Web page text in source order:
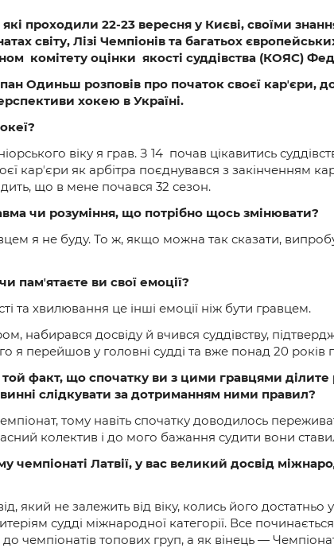
які проходили 22-23 вересня у Києві, своїми
світу, Лізі Чемпіонів та багатьох
комітету оцінки якості суддівства (КОЯС)
Одиньш розповів про початок своєї карʼєри,
хокею в Україні.
віку я грав. З 14 почав цікавитись
карʼєри як арбітра поєднувався з закінченням
що в мене почався 32 сезон.
чи розуміння, що потрібно щось змінювати?
я не буду. То ж, якщо можна так сказати,
памʼятаєте ви свої емоції?
та хвилювання це інші емоції ніж бути гравцем.
набирався досвіду й вчився суддівству,
я перейшов у головні судді та вже понад 20
факт, що спочатку ви з цими гравцями
слідкувати за дотриманням ними правил?
тому навіть спочатку доводилось
колектив і до мого бажання судити вони
чемпіонаті Латвії, у вас великий досвід
який не залежить від віку, колись його достатньо
судді міжнародної категорії. Все
чемпіонатів топових груп, а як вінець — Чемпіонат